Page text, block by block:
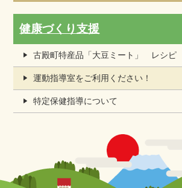
健康づくり支援
古殿町特産品「大豆ミート」 レシピ
運動指導室をご利用ください！
特定保健指導について